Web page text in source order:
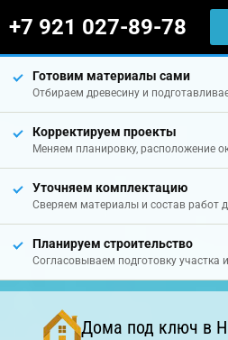
+7 921 027-89-78
Готовим материалы сами
Отбираем древесину и
Корректируем проекты
Меняем планировку, расположение
Уточняем комплектацию
Сверяем материалы и состав работ
Планируем строительство
Согласовываем подготовку участка
Дома под ключ в